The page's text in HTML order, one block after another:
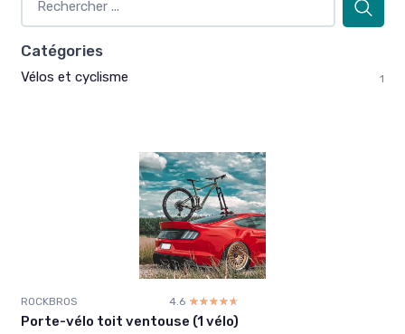
Catégories
Vélos et cyclisme 1
ROCKBROS 4.6 ☆☆☆☆☆
★★★★★
Porte-vélo toit ventouse (1 vélo)